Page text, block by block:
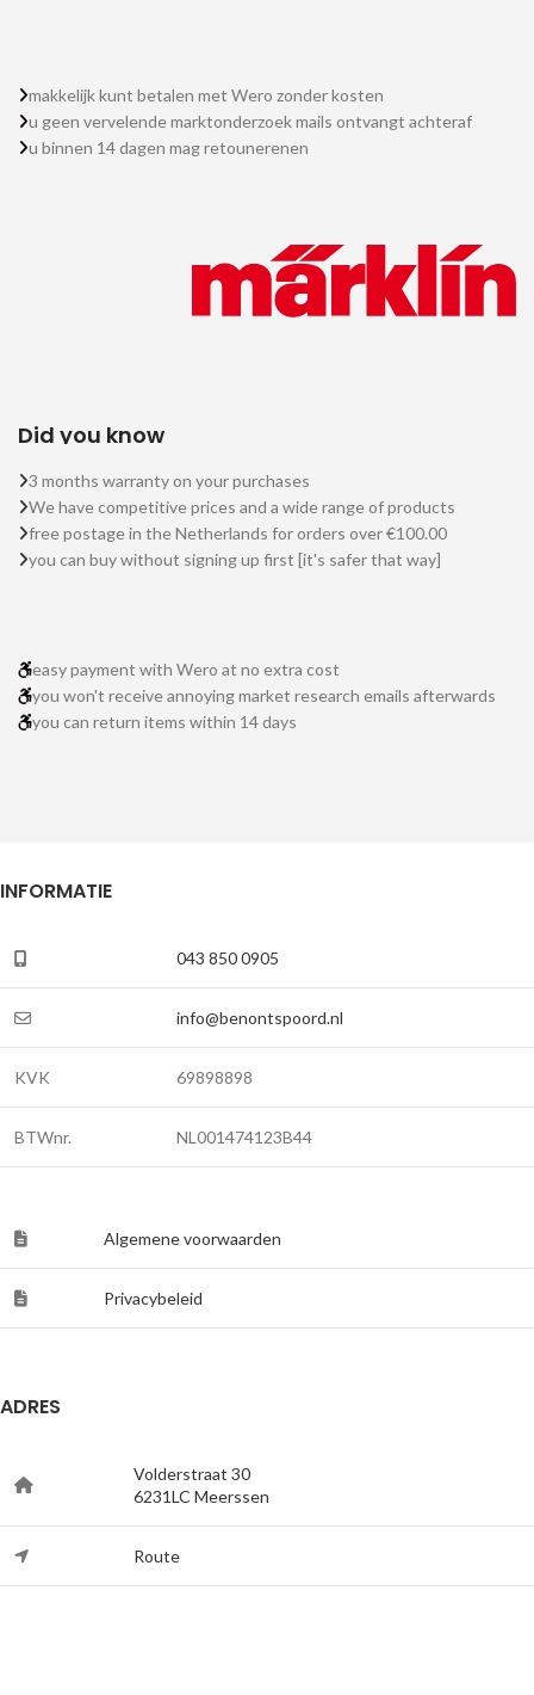
makkelijk kunt betalen met Wero zonder kosten
u geen vervelende marktonderzoek mails ontvangt achteraf
u binnen 14 dagen mag retounerenen
Did you know
3 months warranty on your purchases
We have competitive prices and a wide range of products
free postage in the Netherlands for orders over €100.00
you can buy without signing up first [it's safer that way]
easy payment with Wero at no extra cost
you won't receive annoying market research emails afterwards
you can return items within 14 days
INFORMATIE
043 850 0905
info@benontspoord.nl
KVK 69898898
BTWnr. NL001474123B44
Algemene voorwaarden
Privacybeleid
ADRES
Volderstraat 30
6231LC Meerssen
Route